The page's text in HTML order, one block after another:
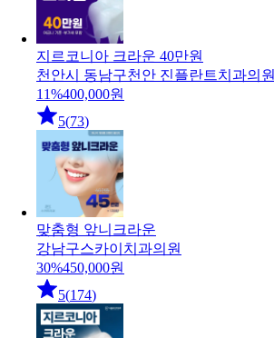
지르코니아 크라운 40만원
천안시 동남구천안 진플란트치과의원
11%400,000원
5(73)
맞춤형 앞니크라운
강남구스카이치과의원
30%450,000원
5(174)